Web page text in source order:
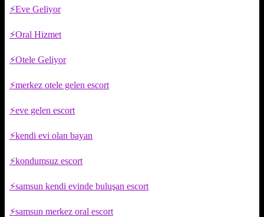
Eve Geliyor
Oral Hizmet
Otele Geliyor
merkez otele gelen escort
eve gelen escort
kendi evi olan bayan
kondumsuz escort
samsun kendi evinde buluşan escort
samsun merkez oral escort